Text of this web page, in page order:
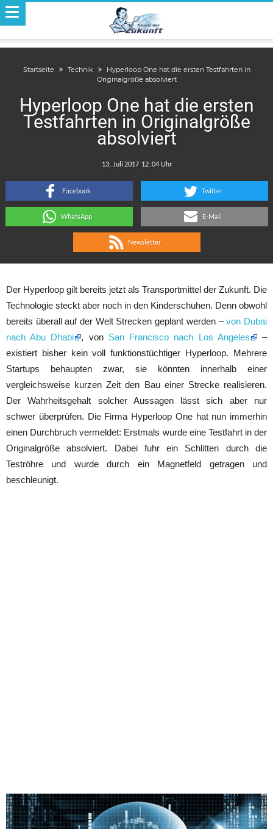
Startseite Technik
Hyperloop One hat die ersten Testfahrten in
Originalgröße absolviert
Hyperloop One hat die ersten
Testfahrten in Originalgröße
absolviert
:
Facebook Twitter
WhatsApp E-Mail
Newsletter
Der Hyperloop gilt bereits jetzt als Transportmittel der Zukunft. Die
Technologie steckt aber noch in den Kinderschuhen. Denn obwohl
bereits überall auf der Welt Strecken geplant werden –von Dubai
nach Abu Dhabi
, von San Francisco nach Los Angeles
–
existiert bisher kein voll funktionstüchtiger Hyperloop. Mehrere
Startups behaupten zwar, sie könnten innerhalb einer
vergleichsweise kurzen Zeit den Bau einer Strecke realisieren.
Der Wahrheitsgehalt solcher Aussagen lässt sich aber nur
schwer überprüfen. Die Firma Hyperloop One hat nun immerhin
einen Durchbruch vermeldet: Erstmals wurde eine Testfahrt in der
Originalgröße absolviert. Dabei fuhr ein Schlitten durch die
Teströhre und wurde durch ein Magnetfeld getragen und
beschleunigt.